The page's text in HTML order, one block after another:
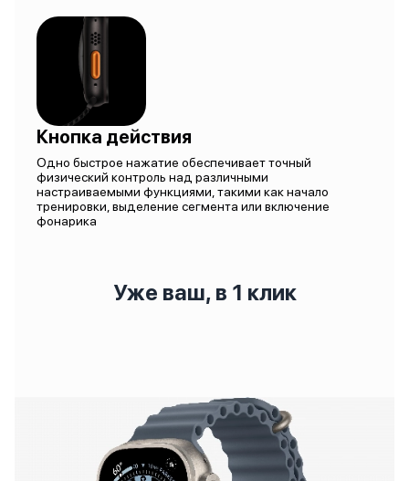
Кнопка действия
Одно быстрое нажатие обеспечивает точный
физический контроль над различными
настраиваемыми функциями, такими как начало
тренировки, выделение сегмента или включение
фонарика
Уже ваш, в 1 клик